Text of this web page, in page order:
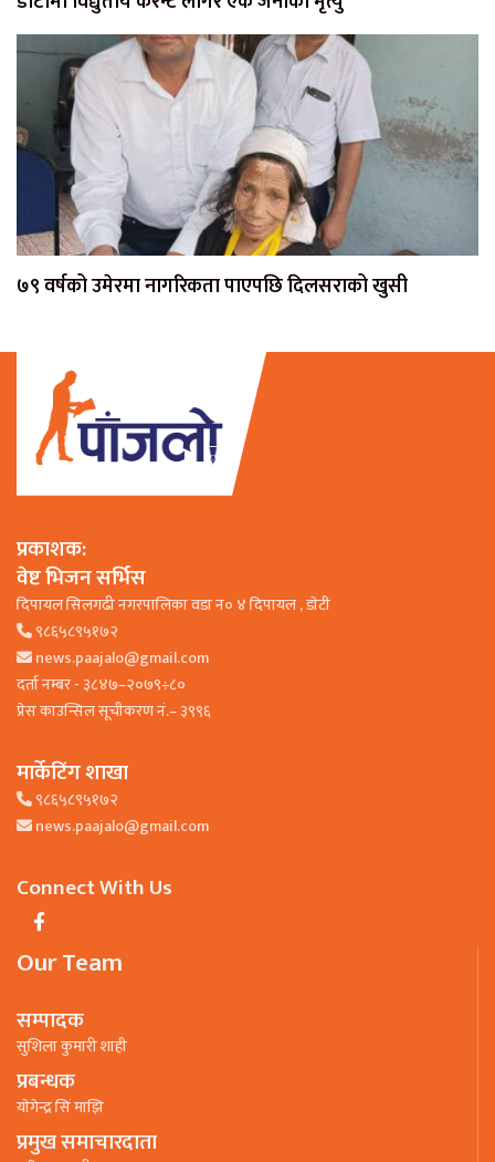
७९ वर्षको उमेरमा नागरिकता पाएपछि दिलसराको खुसी
प्रकाशक:
वेष्ट भिजन सर्भिस
दिपायल सिलगढी नगरपालिका वडा न० ४ दिपायल , डाेटी
९८६५८९५१७२
news.paajalo@gmail.com
दर्ता नम्बर - ३८४७–२०७९÷८०
प्रेस काउन्सिल सूचीकरण नं.– ३९९६
मार्केटिंग शाखा
९८६५८९५१७२
news.paajalo@gmail.com
Connect With Us
Our Team
सम्पादक
सुशिला कुमारी शाही
प्रबन्धक
याेगेन्द्र सिं माझि
प्रमुख समाचारदाता